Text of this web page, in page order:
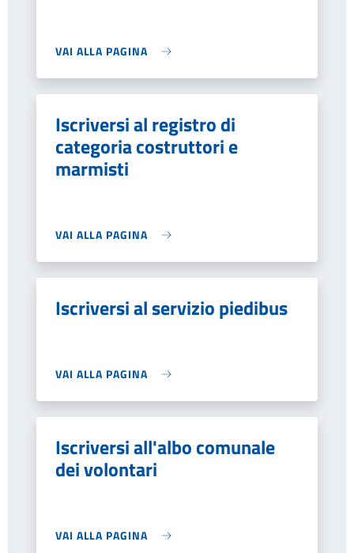
VAI ALLA PAGINA
Iscriversi al registro di
categoria costruttori e
marmisti
VAI ALLA PAGINA
Iscriversi al servizio piedibus
VAI ALLA PAGINA
Iscriversi all'albo comunale
dei volontari
VAI ALLA PAGINA